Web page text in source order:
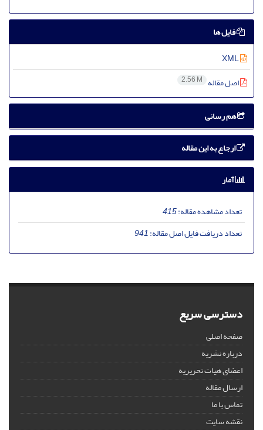
فایل ها
اصل مقاله 2.56 M
هم رسانی
ارجاع به این مقاله
آمار
تعداد مشاهده مقاله:415
تعداد دریافت فایل اصل مقاله:941
دسترسی سریع
صفحه اصلی
درباره نشریه
اعضای هیات تحریریه
ارسال مقاله
تماس با ما
نقشه سایت